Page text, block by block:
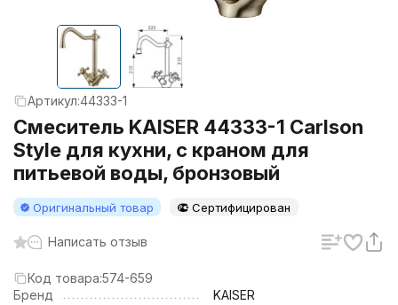
Артикул:44333-1
Смеситель KAISER 44333-1 Carlson
Style для кухни, с краном для
питьевой воды, бронзовый
Оригинальный товар Сертифицирован
Написать отзыв
Код товара:574-659
Бренд
KAISER